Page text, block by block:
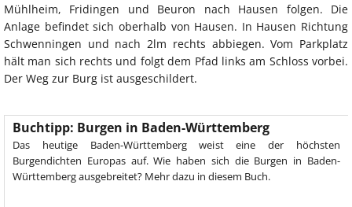
Mühlheim, Fridingen und Beuron nach Hausen folgen. Die
Anlage befindet sich oberhalb von Hausen. In Hausen Richtung
Schwenningen und nach 2lm rechts abbiegen. Vom Parkplatz
hält man sich rechts und folgt dem Pfad links am Schloss vorbei.
Der Weg zur Burg ist ausgeschildert.
Buchtipp: Burgen in Baden-Württemberg
Das heutige Baden-Württemberg weist eine der höchsten
Burgendichten Europas auf. Wie haben sich die Burgen in Baden-
Württemberg ausgebreitet? Mehr dazu in diesem Buch.